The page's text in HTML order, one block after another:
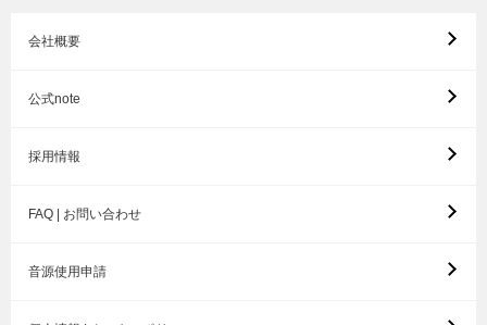
会社概要
公式note
採用情報
FAQ | お問い合わせ
音源使用申請